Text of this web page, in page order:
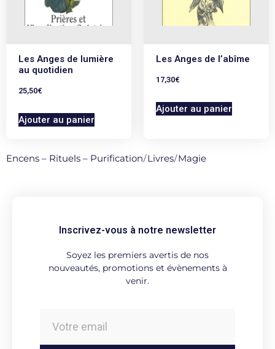
Les Anges de lumière
au quotidien
25,50€
Ajouter au panier
Les Anges de l’abîme
17,30€
Ajouter au panier
Encens – Rituels – Purification/Livres/Magie
Inscrivez-vous à notre newsletter
Soyez les premiers avertis de nos
nouveautés, promotions et évènements à
venir.